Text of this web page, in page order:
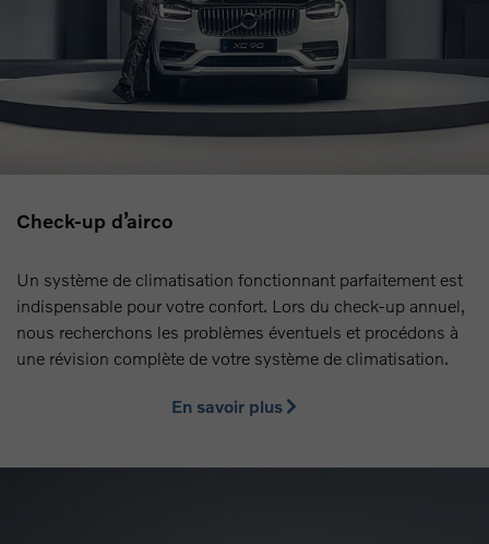
Check-up d’airco
Un système de climatisation fonctionnant parfaitement est
indispensable pour votre confort. Lors du check-up annuel,
nous recherchons les problèmes éventuels et procédons à
une révision complète de votre système de climatisation.
En savoir plus